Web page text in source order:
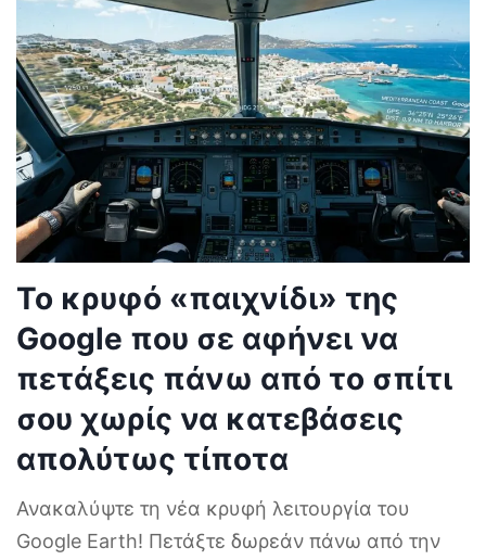
Το κρυφό «παιχνίδι» της
Google που σε αφήνει να
πετάξεις πάνω από το σπίτι
σου χωρίς να κατεβάσεις
απολύτως τίποτα
Ανακαλύψτε τη νέα κρυφή λειτουργία του
Google Earth! Πετάξτε δωρεάν πάνω από την